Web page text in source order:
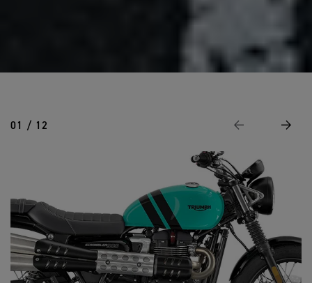
01 / 12 Page Précédente